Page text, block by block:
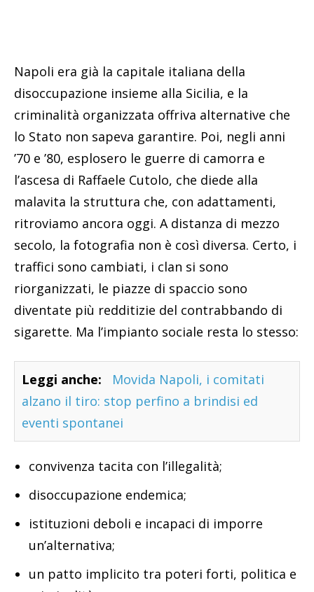
Napoli era già la capitale italiana della
disoccupazione insieme alla Sicilia, e la
criminalità organizzata offriva alternative che
lo Stato non sapeva garantire. Poi, negli anni
’70 e ’80, esplosero le guerre di camorra e
l’ascesa di Raffaele Cutolo, che diede alla
malavita la struttura che, con adattamenti,
ritroviamo ancora oggi. A distanza di mezzo
secolo, la fotografia non è così diversa. Certo, i
traffici sono cambiati, i clan si sono
riorganizzati, le piazze di spaccio sono
diventate più redditizie del contrabbando di
sigarette. Ma l’impianto sociale resta lo stesso:
Leggi anche:
Movida Napoli, i comitati
alzano il tiro: stop perfino a brindisi ed
eventi spontanei
convivenza tacita con l’illegalità;
disoccupazione endemica;
istituzioni deboli e incapaci di imporre
un’alternativa;
un patto implicito tra poteri forti, politica e